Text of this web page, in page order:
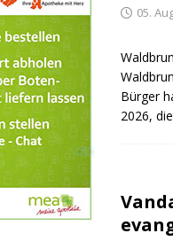
05.
Bürger
2026,